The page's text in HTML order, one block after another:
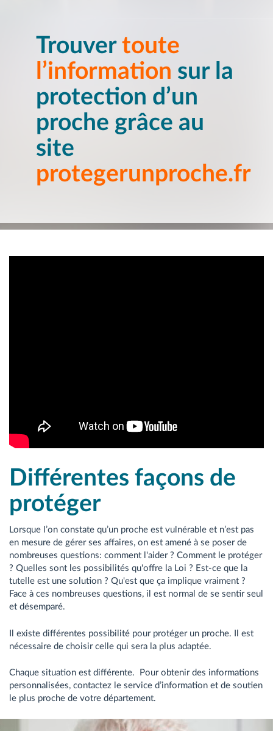
Trouver toute
l’information sur la
protection d’un
proche grâce au
site
protegerunproche.fr
Différentes façons de
protéger
Lorsque l’on constate qu’un proche est vulnérable et n’est pas
en mesure de gérer ses affaires, on est amené à se poser de
nombreuses questions: comment l'aider ? Comment le protéger
? Quelles sont les possibilités qu'offre la Loi ? Est-ce que la
tutelle est une solution ? Qu'est que ça implique vraiment ?
Face à ces nombreuses questions, il est normal de se sentir seul
et désemparé.
Il existe différentes possibilité pour protéger un proche. Il est
nécessaire de choisir celle qui sera la plus adaptée.
Chaque situation est différente. Pour obtenir des informations
personnalisées, contactez le service d’information et de soutien
le plus proche de votre département.